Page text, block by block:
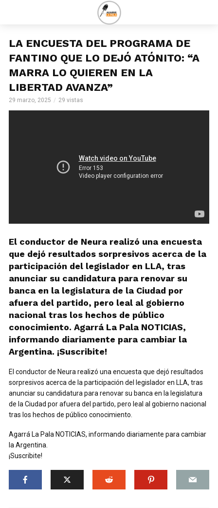
LA ENCUESTA DEL PROGRAMA DE
FANTINO QUE LO DEJÓ ATÓNITO: “A
MARRA LO QUIEREN EN LA
LIBERTAD AVANZA”
29 marzo, 2025 29 vistas
El conductor de Neura realizó una encuesta
que dejó resultados sorpresivos acerca de la
participación del legislador en LLA, tras
anunciar su candidatura para renovar su
banca en la legislatura de la Ciudad por
afuera del partido, pero leal al gobierno
nacional tras los hechos de público
conocimiento. Agarrá La Pala NOTICIAS,
informando diariamente para cambiar la
Argentina. ¡Suscribite!
El conductor de Neura realizó una encuesta que dejó resultados
sorpresivos acerca de la participación del legislador en LLA, tras
anunciar su candidatura para renovar su banca en la legislatura
de la Ciudad por afuera del partido, pero leal al gobierno nacional
tras los hechos de público conocimiento.
Agarrá La Pala NOTICIAS, informando diariamente para cambiar
la Argentina.
¡Suscribite!